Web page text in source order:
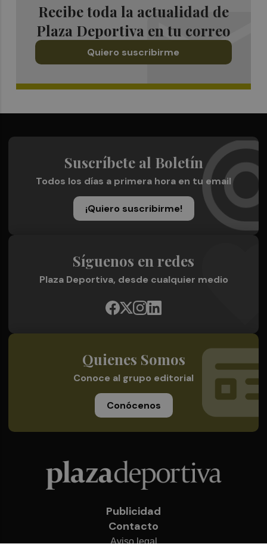
Recibe toda la actualidad de
Plaza Deportiva en tu correo
Quiero suscribirme
Suscríbete al Boletín
Todos los días a primera hora en tu email
¡Quiero suscribirme!
Síguenos en redes
Plaza Deportiva, desde cualquier medio
Quienes Somos
Conoce al grupo editorial
Conócenos
Publicidad
Contacto
Aviso legal